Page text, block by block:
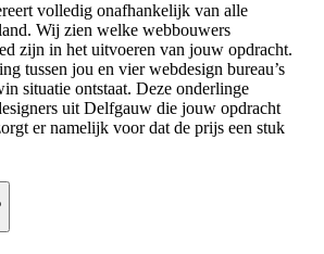
volledig onafhankelijk van alle
Wij zien welke webbouwers
zijn in het uitvoeren van jouw opdracht.
tussen jou en vier webdesign bureau’s
situatie ontstaat. Deze onderlinge
uit Delfgauw die jouw opdracht
er namelijk voor dat de prijs een stuk